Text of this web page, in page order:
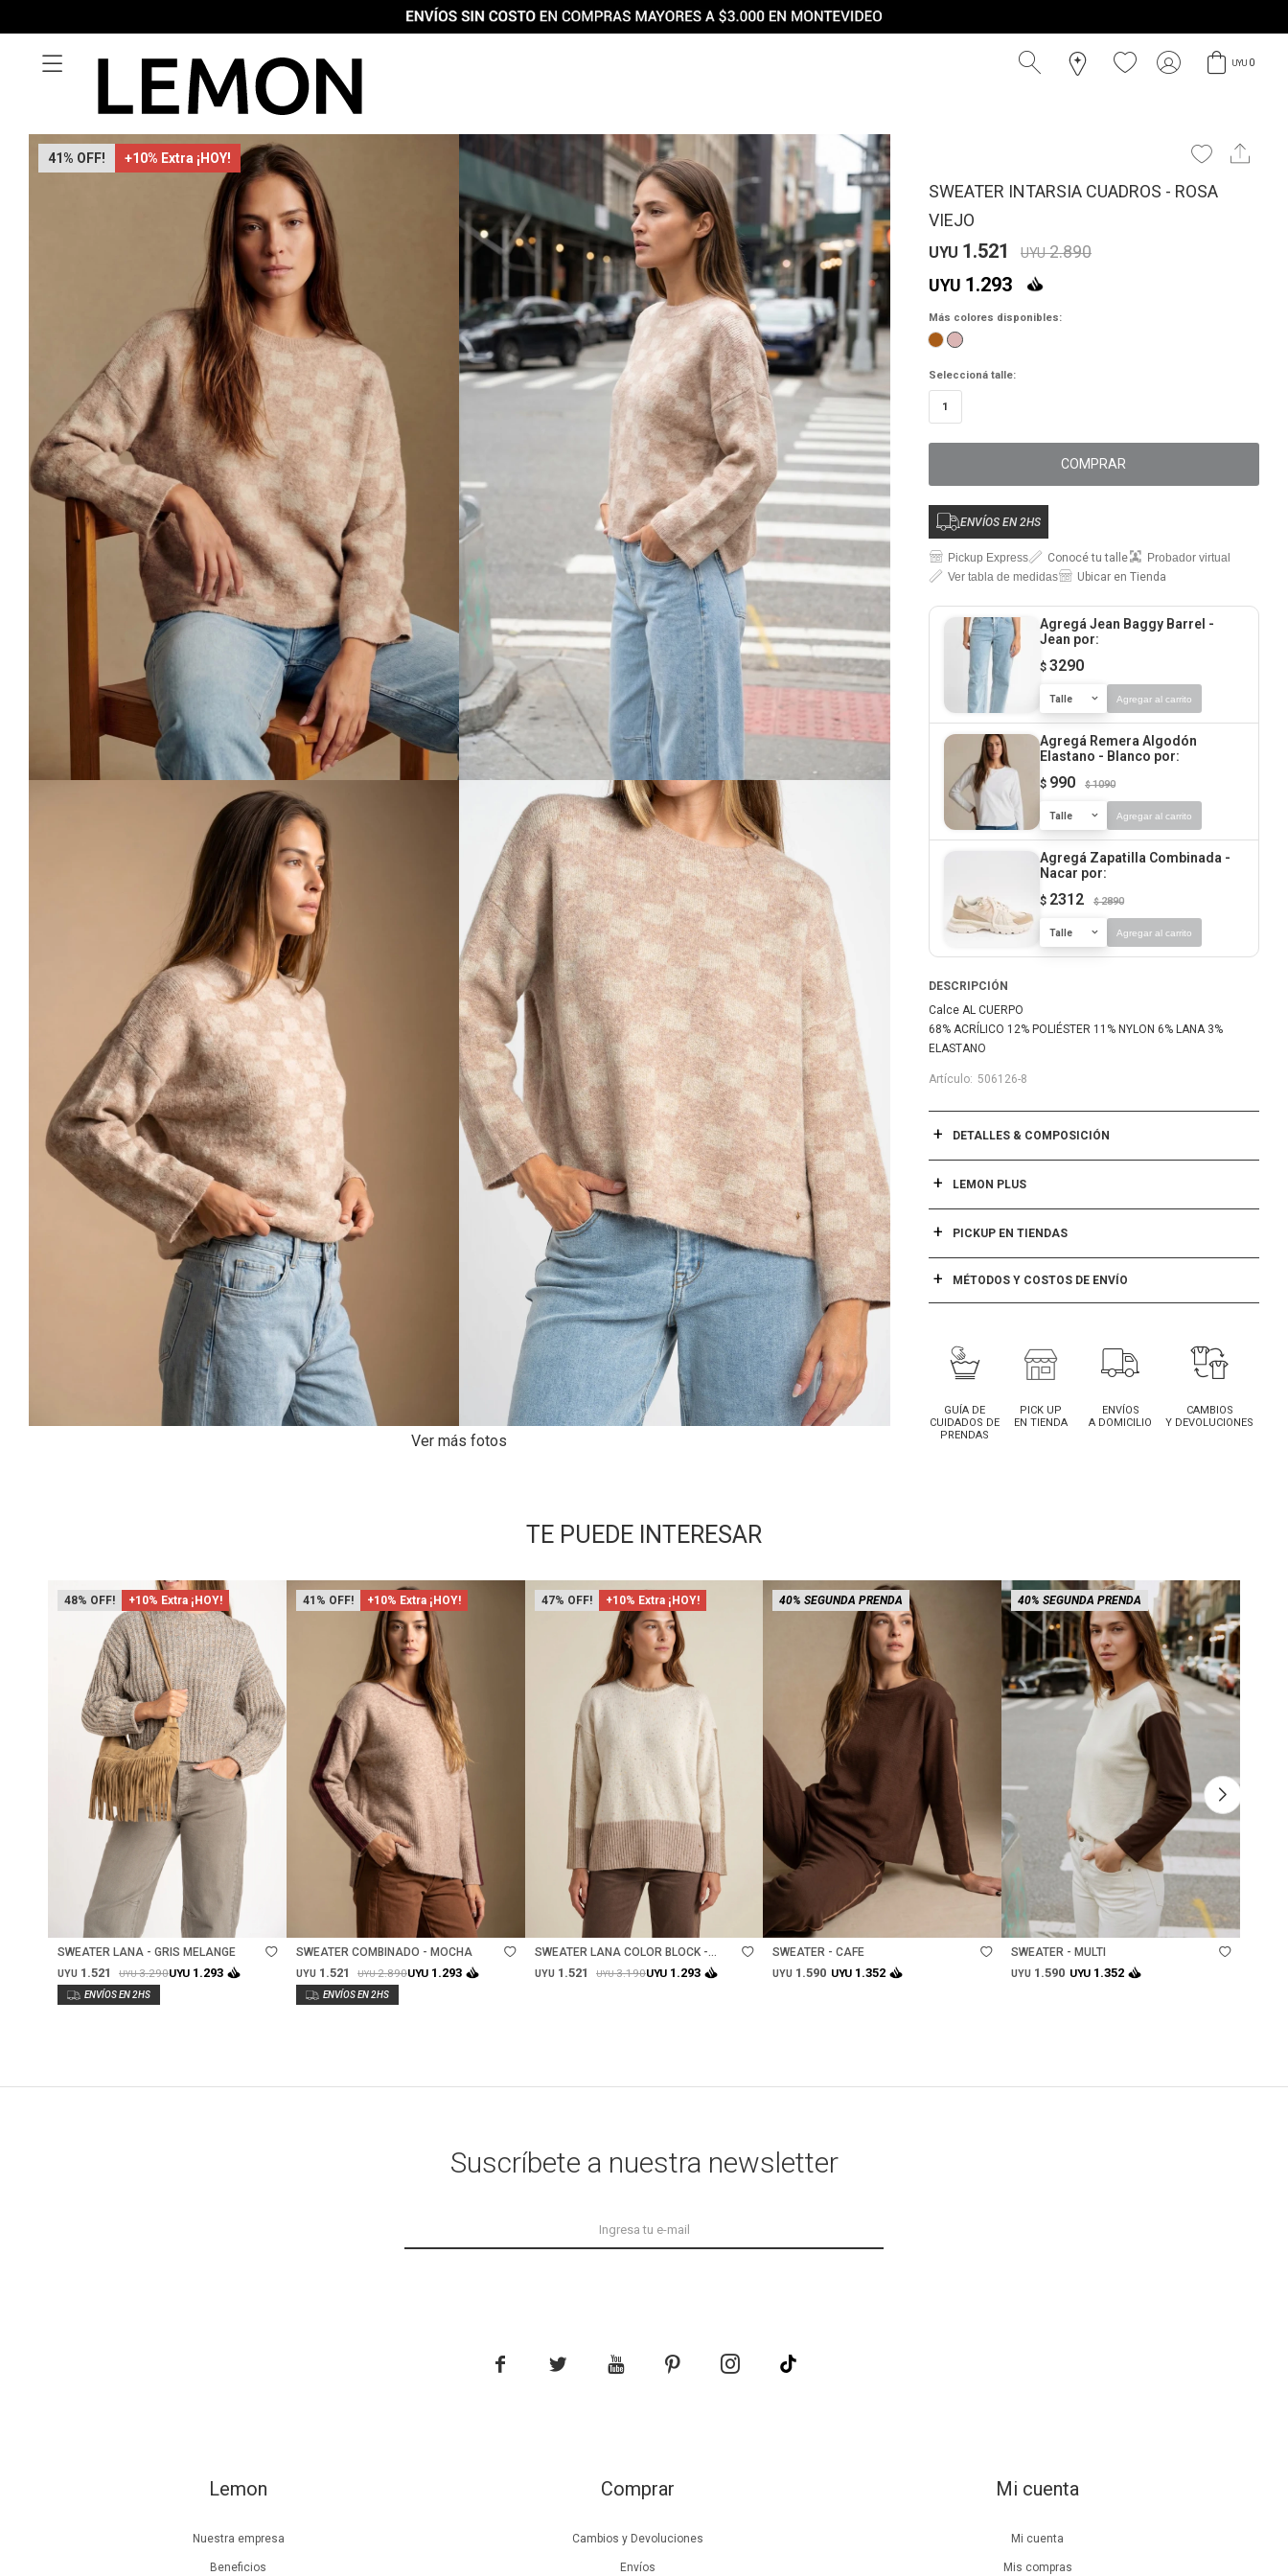
UYU 0

41 +10% Extra ¡HOY!
Ver más fotos
SWEATER INTARSIA CUADROS - ROSA
VIEJO
UYU 1.521 UYU 2.890
UYU 1.293
Más colores disponibles:
Seleccioná talle:
1
COMPRAR
ENVÍOS EN 2HS
Pickup Express Conocé tu talle
Probador virtual
Ver tabla de medidas
Ubicar en Tienda
Agregá Jean Baggy Barrel -
Jean por:
$ 3290
Talle Agregar al carrito
Agregá Remera Algodón
Elastano - Blanco por:
$ 990 $ 1090
Talle Agregar al carrito
Agregá Zapatilla Combinada -
Nacar por:
$ 2312 $ 2890
Talle Agregar al carrito
DESCRIPCIÓN
Calce AL CUERPO
68% ACRÍLICO 12% POLIÉSTER 11% NYLON 6% LANA 3%
ELASTANO
506126-8
DETALLES & COMPOSICIÓN
LEMON PLUS
PICKUP EN TIENDAS
MÉTODOS Y COSTOS DE ENVÍO
GUÍA DE
CUIDADOS DE
PRENDAS
PICK UP
EN TIENDA
ENVÍOS
A DOMICILIO
CAMBIOS
Y DEVOLUCIONES
TE PUEDE INTERESAR
48 +10% Extra ¡HOY!
SWEATER LANA - GRIS MELANGE
UYU 1.521 UYU3.290UYU 1.293
41 +10% Extra ¡HOY!
SWEATER COMBINADO - MOCHA
UYU 1.521 UYU2.890UYU 1.293
47 +10% Extra ¡HOY!
Talle
SWEATER LANA COLOR BLOCK -
UYU 1.521 UYU3.190UYU 1.293
40% SEGUNDA PRENDA
SWEATER - CAFE
UYU 1.590 UYU 1.352
40% SEGUNDA PRENDA
SWEATER - MULTI
UYU 1.590 UYU 1.352
Lemon
Nuestra empresa
Beneficios
Comprar
Cambios y Devoluciones
Envíos
Mi cuenta
Mi cuenta
Mis compras
Suscríbete a nuestra newsletter
    